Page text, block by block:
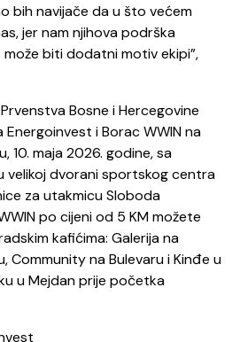
bih navijače da u što većem
jer nam njihova podrška
biti dodatni motiv ekipi”,
Bosne i Hercegovine
i Borac WWIN na
10. maja 2026. godine, sa
velikoj dvorani sportskog centra
za utakmicu Sloboda
po cijeni od 5 KM možete
kafićima: Galerija na
Community na Bulevaru i Kinđe u
u Mejdan prije početka